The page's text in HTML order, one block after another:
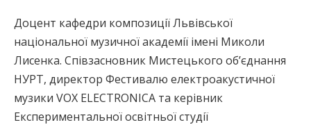
Доцент кафедри композиції Львівської
національної музичної академії імені Миколи
Лисенка. Співзасновник Мистецького об’єднання
НУРТ, директор Фестивалю електроакустичної
музики VOX ELECTRONICA та керівник
Експериментальної освітньої студії